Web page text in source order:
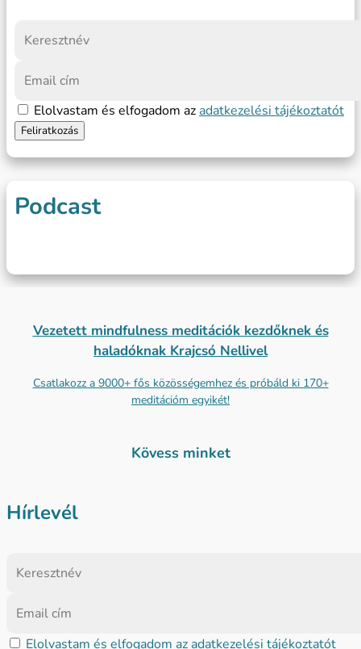
Elolvastam és elfogadom az adatkezelési tájékoztatót
Podcast
Vezetett mindfulness meditációk kezdőknek és
haladóknak Krajcsó Nellivel
Csatlakozz a 9000+ fős közösségemhez és próbáld ki 170+
meditációm egyikét!
Kövess minket
Hírlevél
Elolvastam és elfogadom az adatkezelési tájékoztatót